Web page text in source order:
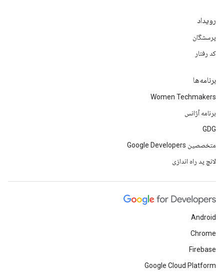
رویداد
پرسشگان
کد رفتار
برنامه‌ها
Women Techmakers
برنامه آژانس
GDG
متخصصین Google Developers
لانچ پد راه اندازی
Android
Chrome
Firebase
Google Cloud Platform